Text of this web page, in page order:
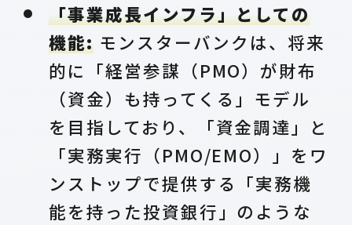
「事業成長インフラ」としての
機能:モンスターバンクは、将来
的に「経営参謀（PMO）が財布
（資金）も持ってくる」モデル
を目指しており、「資金調達」と
「実務実行（PMO/EMO）」をワ
ンストップで提供する「実務機
能を持った投資銀行」のような